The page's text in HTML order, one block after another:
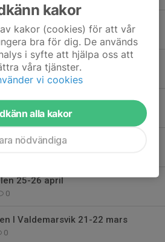
-26 plus lite mer info
0
och säsongsvslutning fredag 1/5
0
och säsongsvslutning fredag 1/5
0
3 den 18-19 april
25-26 april
0
I Valdemarsvik 21-22 mars
0
kakor
kakor (cookies) för att vår
bra för dig. De används
i syfte att hjälpa oss att
våra tjänster.
vi cookies
alla kakor
nödvändiga